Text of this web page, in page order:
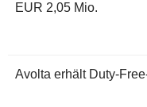
EUR 2,05 Mio.
Avolta erhält Duty-